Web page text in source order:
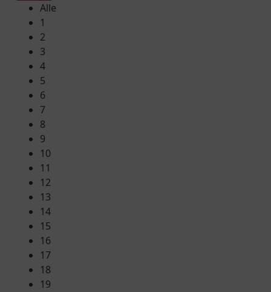
Alle
1
2
3
4
5
6
7
8
9
10
11
12
13
14
15
16
17
18
19